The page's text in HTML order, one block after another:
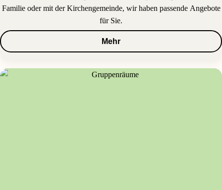
Familie oder mit der Kirchengemeinde, wir haben passende Angebote
für Sie.
Mehr